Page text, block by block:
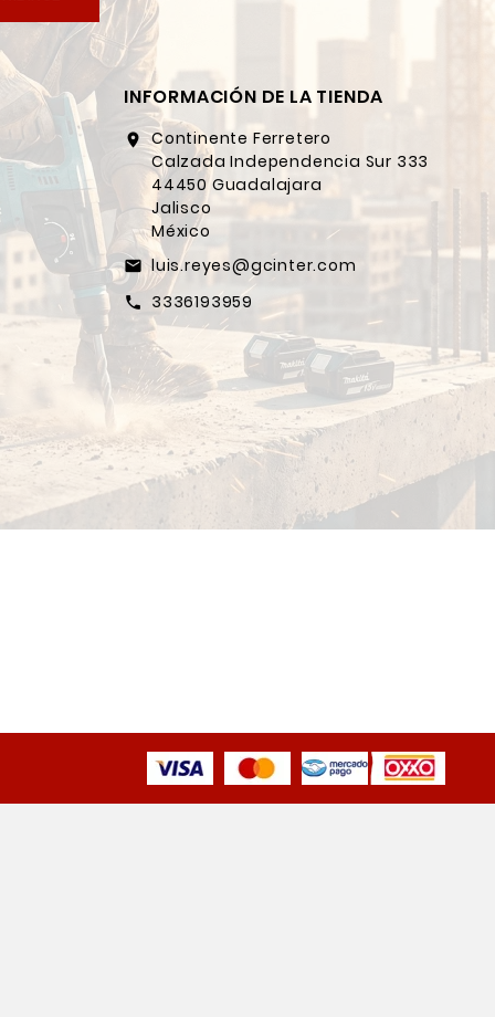
INFORMACIÓN DE LA TIENDA
location_on Continente Ferretero
Calzada Independencia Sur 333
44450 Guadalajara
Jalisco
México
email luis.reyes@gcinter.com
call 3336193959